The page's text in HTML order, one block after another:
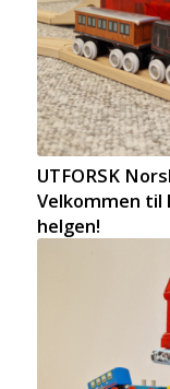
UTFORSK
Velkommen til
helgen!